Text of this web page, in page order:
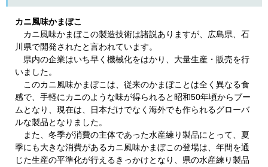
カニ風味かまぼこ
カニ風味かまぼこの製造技術は諸説ありますが、広島県、石
川県で開発されたと言われています。
県内の企業はいち早く機械化をはかり、大量生産・販売を行
いました。
このカニ風味かまぼこは、従来のかまぼことは全く異なる食
感で、手軽にカニのような味が得られると昭和50年頃からブー
ムとなり、現在は、日本だけでなく海外でも作られるグローバ
ルな製品となりました。
また、冬季が消費の主体であった水産練り製品にとって、夏
季にも大きな消費があるカニ風味かまぼこの登場は、年間を通
じた生産の平準化が行えるきっかけとなり、県の水産練り製品